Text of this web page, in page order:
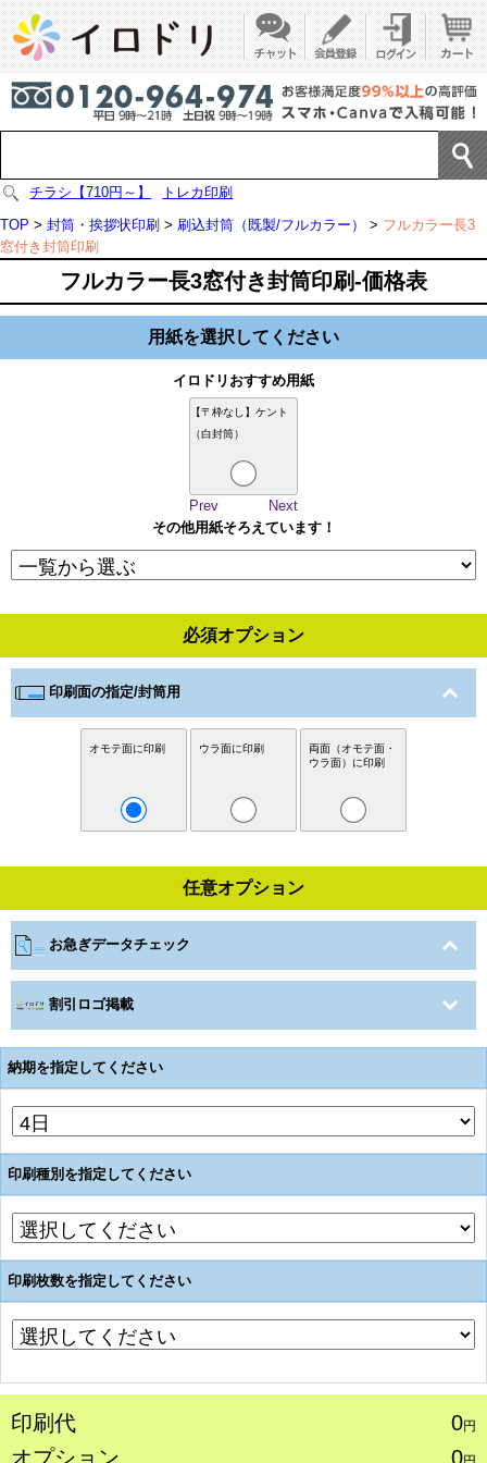
チラシ【710円～】
トレカ印刷
TOP > 封筒・挨拶状印刷 > 刷込封筒（既製/フルカラー） > フルカラー長3
窓付き封筒印刷
フルカラー長3窓付き封筒印刷-価格表
用紙を選択してください
イロドリおすすめ用紙
【〒枠なし】ケント
（白封筒）
Prev
Next
その他用紙そろえています！
必須オプション
印刷面の指定/封筒用
オモテ面に印刷 ウラ面に印刷
両面（オモテ面・
ウラ面）に印刷
任意オプション
お急ぎデータチェック
割引ロゴ掲載
納期を指定してください
印刷種別を指定してください
印刷枚数を指定してください
印刷代 0円
オプション 0